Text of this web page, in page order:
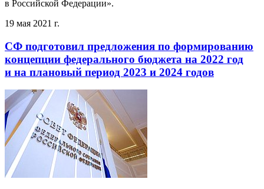
в Российской Федерации».
19 мая 2021 г.
СФ подготовил предложения по формированию
концепции федерального бюджета на 2022 год
и на плановый период 2023 и 2024 годов